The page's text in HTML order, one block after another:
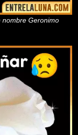
nombre Geronimo